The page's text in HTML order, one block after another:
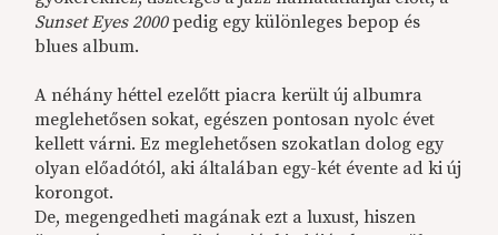
Sunset Eyes 2000pedig egy különleges bepop és
blues album.
A néhány héttel ezelőtt piacra került új albumra
meglehetősen sokat, egészen pontosan nyolc évet
kellett várni. Ez meglehetősen szokatlan dolog egy
olyan előadótól, aki általában egy-két évente ad ki új
korongot.
De, megengedheti magának ezt a luxust, hiszen